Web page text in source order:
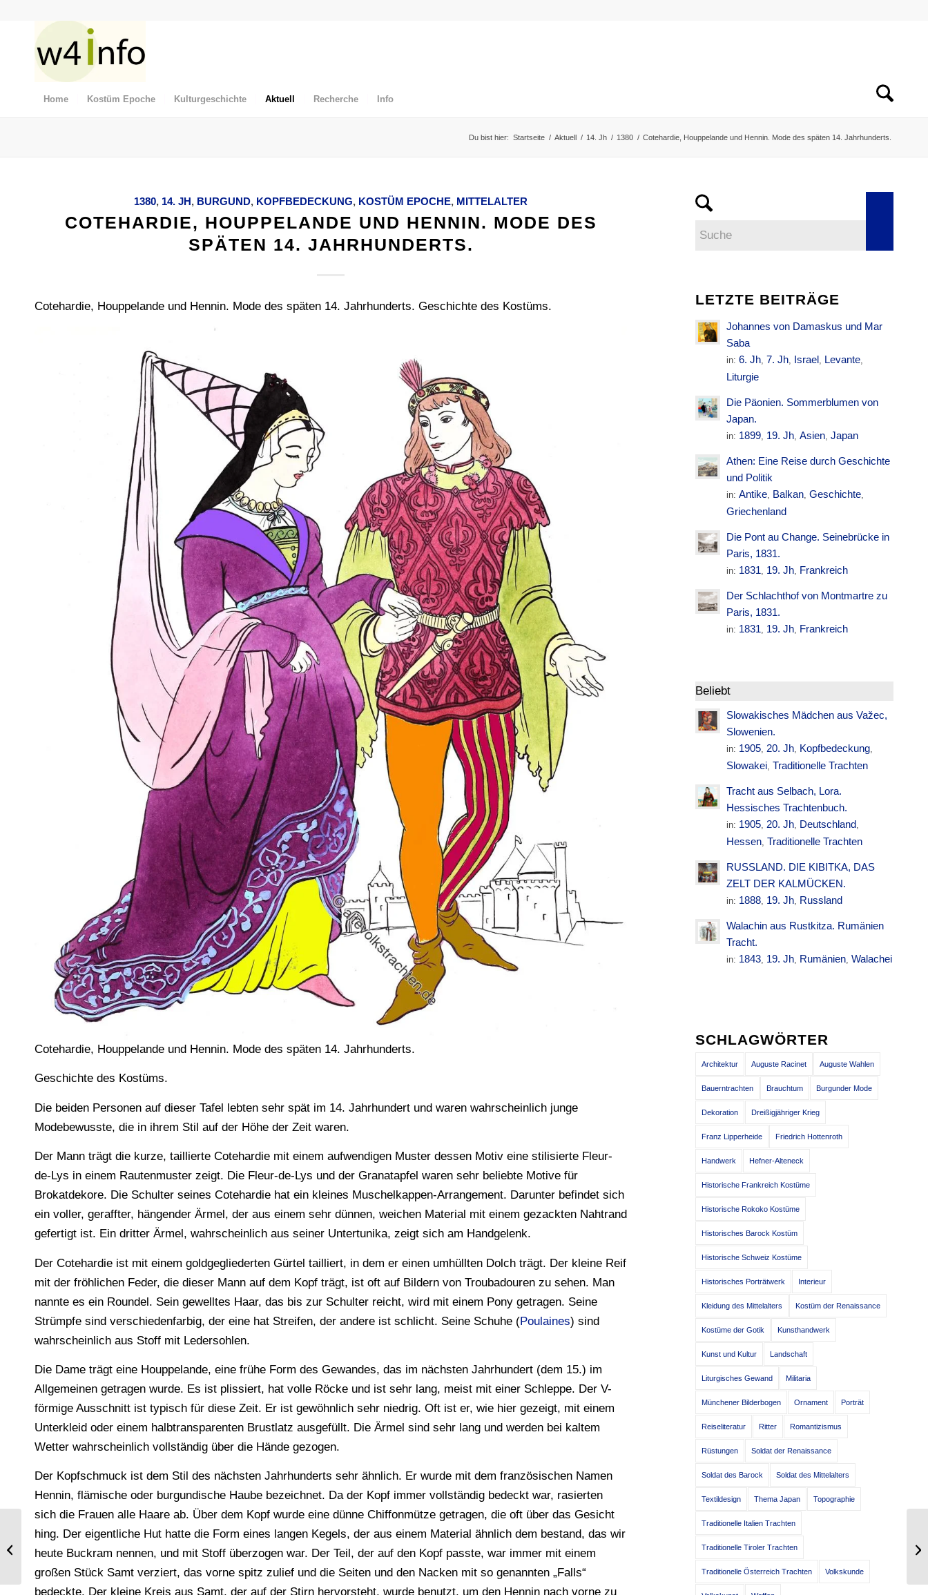
Home Kostüm Epoche Kulturgeschichte Aktuell Recherche Info
Du bist hier: Startseite / Aktuell / 14. Jh / 1380 / Cotehardie, Houppelande und Hennin. Mode des späten 14. Jahrhunderts.
1380, 14. JH, BURGUND, KOPFBEDECKUNG, KOSTÜM EPOCHE, MITTELALTER
COTEHARDIE, HOUPPELANDE UND HENNIN. MODE DES
SPÄTEN 14. JAHRHUNDERTS.
Cotehardie, Houppelande und Hennin. Mode des späten 14. Jahrhunderts. Geschichte des Kostüms.
Cotehardie, Houppelande und Hennin. Mode des späten 14. Jahrhunderts.
Geschichte des Kostüms.
Die beiden Personen auf dieser Tafel lebten sehr spät im 14. Jahrhundert und waren wahrscheinlich junge
Modebewusste, die in ihrem Stil auf der Höhe der Zeit waren.
Der Mann trägt die kurze, taillierte Cotehardie mit einem aufwendigen Muster dessen Motiv eine stilisierte Fleur-
de-Lys in einem Rautenmuster zeigt. Die Fleur-de-Lys und der Granatapfel waren sehr beliebte Motive für
Brokatdekore. Die Schulter seines Cotehardie hat ein kleines Muschelkappen-Arrangement. Darunter befindet sich
ein voller, geraffter, hängender Ärmel, der aus einem sehr dünnen, weichen Material mit einem gezackten Nahtrand
gefertigt ist. Ein dritter Ärmel, wahrscheinlich aus seiner Untertunika, zeigt sich am Handgelenk.
Der Cotehardie ist mit einem goldgegliederten Gürtel tailliert, in dem er einen umhüllten Dolch trägt. Der kleine Reif
mit der fröhlichen Feder, die dieser Mann auf dem Kopf trägt, ist oft auf Bildern von Troubadouren zu sehen. Man
nannte es ein Roundel. Sein gewelltes Haar, das bis zur Schulter reicht, wird mit einem Pony getragen. Seine
Strümpfe sind verschiedenfarbig, der eine hat Streifen, der andere ist schlicht. Seine Schuhe (Poulaines) sind
wahrscheinlich aus Stoff mit Ledersohlen.
Die Dame trägt eine Houppelande, eine frühe Form des Gewandes, das im nächsten Jahrhundert (dem 15.) im
Allgemeinen getragen wurde. Es ist plissiert, hat volle Röcke und ist sehr lang, meist mit einer Schleppe. Der V-
förmige Ausschnitt ist typisch für diese Zeit. Er ist gewöhnlich sehr niedrig. Oft ist er, wie hier gezeigt, mit einem
Unterkleid oder einem halbtransparenten Brustlatz ausgefüllt. Die Ärmel sind sehr lang und werden bei kaltem
Wetter wahrscheinlich vollständig über die Hände gezogen.
Der Kopfschmuck ist dem Stil des nächsten Jahrhunderts sehr ähnlich. Er wurde mit dem französischen Namen
Hennin, flämische oder burgundische Haube bezeichnet. Da der Kopf immer vollständig bedeckt war, rasierten
sich die Frauen alle Haare ab. Über dem Kopf wurde eine dünne Chiffonmütze getragen, die oft über das Gesicht
hing. Der eigentliche Hut hatte die Form eines langen Kegels, der aus einem Material ähnlich dem bestand, das wir
heute Buckram nennen, und mit Stoff überzogen war. Der Teil, der auf den Kopf passte, war immer mit einem
großen Stück Samt verziert, das vorne spitz zulief und die Seiten und den Nacken mit so genannten „Falls“
bedeckte. Der kleine Kreis aus Samt, der auf der Stirn hervorsteht, wurde benutzt, um den Hennin nach vorne zu
LETZTE BEITRÄGE
Johannes von Damaskus und Mar
Saba
in:6. Jh, 7. Jh, Israel, Levante,
Liturgie
Die Päonien. Sommerblumen von
Japan.
in: 1899, 19. Jh,Asien,Japan
Athen: Eine Reise durch Geschichte
und Politik
in:Antike, Balkan,Geschichte,
Griechenland
Die Pont au Change. Seinebrücke in
Paris, 1831.
in: 1831, 19. Jh, Frankreich
Der Schlachthof von Montmartre zu
Paris, 1831.
in: 1831, 19. Jh, Frankreich
Beliebt
Slowakisches Mädchen aus Važec,
Slowenien.
in: 1905,20. Jh, Kopfbedeckung,
Slowakei, Traditionelle Trachten
Tracht aus Selbach, Lora.
Hessisches Trachtenbuch.
in: 1905,20. Jh, Deutschland,
Hessen, Traditionelle Trachten
RUSSLAND. DIE KIBITKA, DAS
ZELT DER KALMÜCKEN.
in: 1888, 19. Jh, Russland
Walachin aus Rustkitza. Rumänien
Tracht.
in: 1843, 19. Jh, Rumänien,Walachei
SCHLAGWÖRTER
Architektur Auguste Racinet Auguste Wahlen
Bauerntrachten Brauchtum Burgunder Mode
Dekoration Dreißigjähriger Krieg
Franz Lipperheide Friedrich Hottenroth
Handwerk Hefner-Alteneck
Historische Frankreich Kostüme
Historische Rokoko Kostüme
Historisches Barock Kostüm
Historische Schweiz Kostüme
Historisches Porträtwerk Interieur
Kleidung des Mittelalters Kostüm der Renaissance
Kostüme der Gotik Kunsthandwerk
Kunst und Kultur Landschaft
Liturgisches Gewand Militaria
Münchener Bilderbogen Ornament Porträt
Reiseliteratur Ritter Romantizismus
Rüstungen Soldat der Renaissance
Soldat des Barock Soldat des Mittelalters
Textildesign Thema Japan Topographie
Traditionelle Italien Trachten
Traditionelle Tiroler Trachten
Traditionelle Österreich Trachten Volkskunde
Byzanz. Kleidung des byzantinischen
Bürgertums. 400 – 1100 n. Chr.